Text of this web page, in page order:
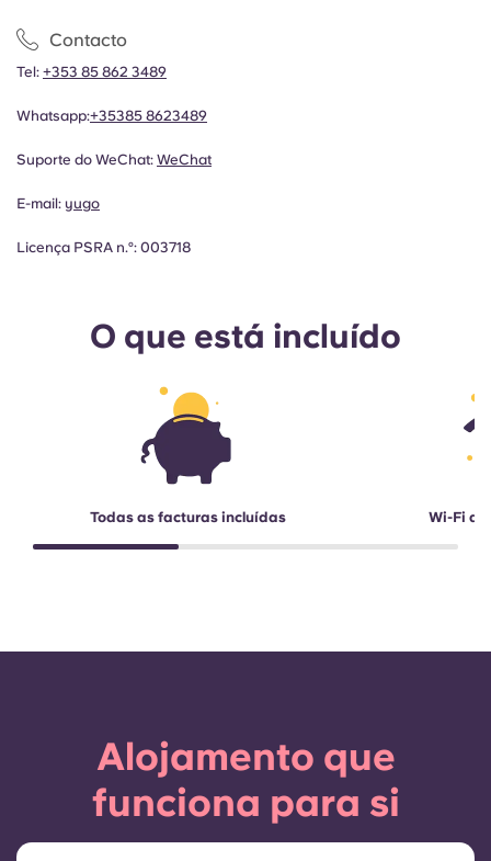
Contacto
Tel: +353 85 862 3489
Whatsapp:+35385 8623489
Suporte do WeChat: WeChat
E-mail: yugo
Licença PSRA n.º: 003718
O que está incluído
Todas as facturas incluídas Wi-Fi
Alojamento que
funciona para si